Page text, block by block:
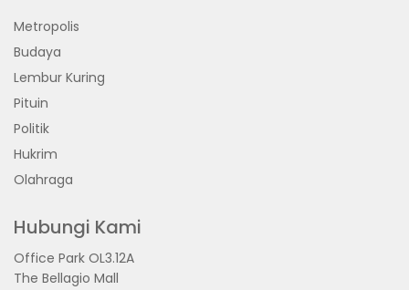
Metropolis
Budaya
Lembur Kuring
Pituin
Politik
Hukrim
Olahraga
Hubungi Kami
Office Park OL3.12A
The Bellagio Mall